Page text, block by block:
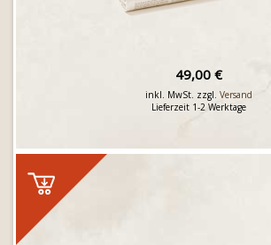
49,00 €
inkl. MwSt. zzgl. Versand
Lieferzeit 1-2 Werktage